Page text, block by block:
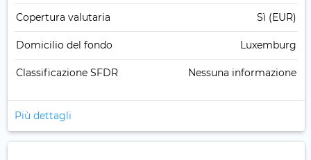
Copertura valutaria Sì (EUR)
Domicilio del fondo Luxemburg
Classificazione SFDR Nessuna informazione
Più dettagli